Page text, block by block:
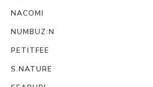
NACOMI
NUMBUZ:N
PETITFEE
S.NATURE